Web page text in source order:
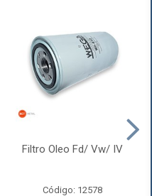
Filtro Oleo Fd/ Vw/ IV
Código: 12578